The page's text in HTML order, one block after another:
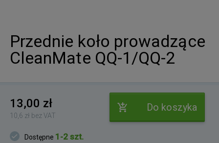
Przednie koło prowadzące
CleanMate QQ-1/QQ-2
13,00 zł
10,6 zł bez VAT
Do koszyka
Dostępne 1-2 szt.